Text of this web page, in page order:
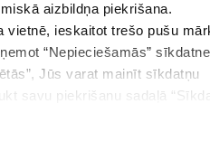
aizbildņa piekrišana.
ieskaitot trešo pušu
“Nepieciešamās”
Jūs varat mainīt sīkdatņu
savu piekrišanu sadaļā